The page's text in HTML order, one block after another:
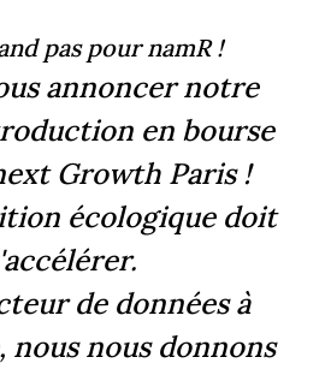
pas pour namR !
annoncer notre
en bourse
Growth Paris !
écologique doit
de données à
nous nous donnons